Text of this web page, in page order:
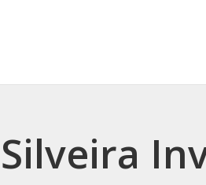
Silveira